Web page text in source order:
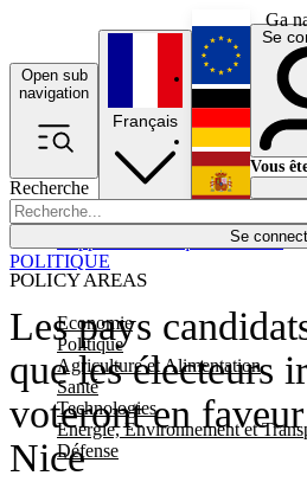
Ga
Open sub
navigation
Recherche
Se
POLICY AREAS
Economie
Politique
Agriculture et Alimentation
Santé
Technologies
Energie, Environnement et
Défense
Économie
Français
English
Deutsch
Español
Se
Vous
Les pays
que les électeurs
voteront en
Nice
POLITIQUE